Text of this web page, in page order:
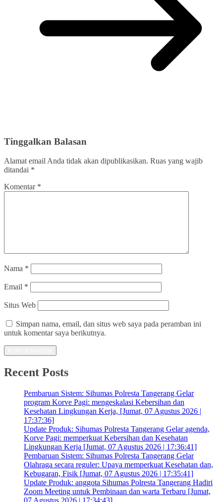
Tinggalkan Balasan
Alamat email Anda tidak akan dipublikasikan. Ruas yang wajib
ditandai *
Komentar *
Nama *
Email *
Situs Web
Simpan nama, email, dan situs web saya pada peramban ini
untuk komentar saya berikutnya.
Recent Posts
Pembaruan Sistem: Sihumas Polresta Tangerang Gelar
program Korve Pagi: mengeskalasi Kebersihan dan
Kesehatan Lingkungan Kerja, [Jumat, 07 Agustus 2026 |
17:37:36]
Update Produk: Sihumas Polresta Tangerang Gelar agenda,
Korve Pagi: memperkuat Kebersihan dan Kesehatan
Lingkungan Kerja [Jumat, 07 Agustus 2026 | 17:36:41]
Pembaruan Sistem: Sihumas Polresta Tangerang Gelar
Olahraga secara reguler: Upaya memperkuat Kesehatan dan,
Kebugaran, Fisik [Jumat, 07 Agustus 2026 | 17:35:41]
Update Produk: anggota Sihumas Polresta Tangerang Hadiri
Zoom Meeting untuk Pembinaan dan warta Terbaru [Jumat,
07 Agustus 2026 | 17:34:43]